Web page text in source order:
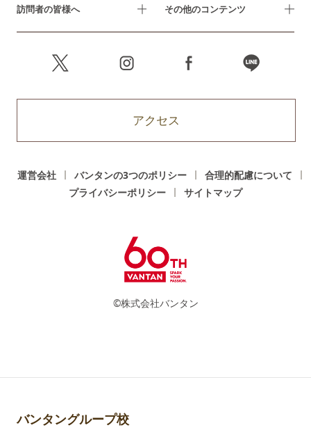
訪問者の皆様へ その他のコンテンツ
アクセス
運営会社 バンタンの3つのポリシー
合理的配慮について
プライバシーポリシー
サイトマップ
©株式会社バンタン
バンタングループ校